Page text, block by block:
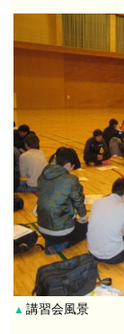
▲ 講習会風景